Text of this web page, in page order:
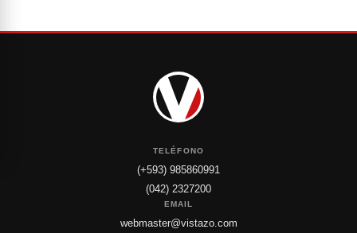
TELÉFONO
(+593) 985860991
(042) 2327200
EMAIL
webmaster@vistazo.com